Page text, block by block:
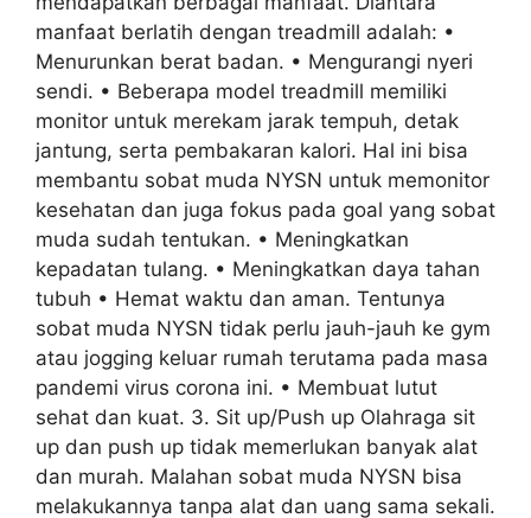
manfaat berlatih dengan treadmill adalah: •
Menurunkan berat badan. • Mengurangi nyeri
sendi. • Beberapa model treadmill memiliki
monitor untuk merekam jarak tempuh, detak
jantung, serta pembakaran kalori. Hal ini bisa
membantu sobat muda NYSN untuk memonitor
kesehatan dan juga fokus pada goal yang sobat
muda sudah tentukan. • Meningkatkan
kepadatan tulang. • Meningkatkan daya tahan
tubuh • Hemat waktu dan aman. Tentunya
sobat muda NYSN tidak perlu jauh-jauh ke gym
atau jogging keluar rumah terutama pada masa
pandemi virus corona ini. • Membuat lutut
sehat dan kuat. 3. Sit up/Push up Olahraga sit
up dan push up tidak memerlukan banyak alat
dan murah. Malahan sobat muda NYSN bisa
melakukannya tanpa alat dan uang sama sekali.